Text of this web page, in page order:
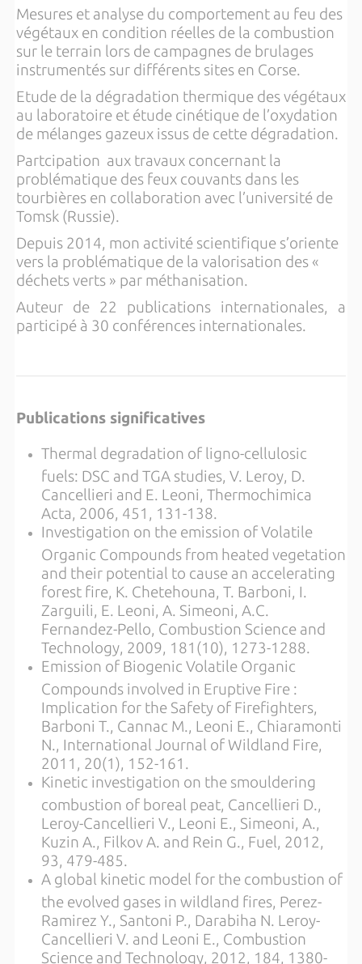
Mesures et analyse du comportement au feu des
végétaux en condition réelles de la combustion
sur le terrain lors de campagnes de brulages
instrumentés sur différents sites en Corse.
Etude de la dégradation thermique des végétaux
au laboratoire et étude cinétique de l’oxydation
de mélanges gazeux issus de cette dégradation.
Partcipation aux travaux concernant la
problématique des feux couvants dans les
tourbières en collaboration avec l’université de
Tomsk (Russie).
Depuis 2014, mon activité scientifique s’oriente
vers la problématique de la valorisation des «
déchets verts » par méthanisation.
Auteur de 22 publications internationales, a
participé à 30 conférences internationales.
Publications significatives
Thermal degradation of ligno-cellulosic
fuels: DSC and TGA studies, V. Leroy, D.
Cancellieri and E. Leoni, Thermochimica
Acta, 2006, 451, 131-138.
Investigation on the emission of Volatile
Organic Compounds from heated vegetation
and their potential to cause an accelerating
forest fire, K. Chetehouna, T. Barboni, I.
Zarguili, E. Leoni, A. Simeoni, A.C.
Fernandez-Pello, Combustion Science and
Technology, 2009, 181(10), 1273-1288.
Emission of Biogenic Volatile Organic
Compounds involved in Eruptive Fire :
Implication for the Safety of Firefighters,
Barboni T., Cannac M., Leoni E., Chiaramonti
N., International Journal of Wildland Fire,
2011, 20(1), 152-161.
Kinetic investigation on the smouldering
combustion of boreal peat, Cancellieri D.,
Leroy-Cancellieri V., Leoni E., Simeoni, A.,
Kuzin A., Filkov A. and Rein G., Fuel, 2012,
93, 479-485.
A global kinetic model for the combustion of
the evolved gases in wildland fires, Perez-
Ramirez Y., Santoni P., Darabiha N. Leroy-
Cancellieri V. and Leoni E., Combustion
Science and Technology, 2012, 184, 1380-